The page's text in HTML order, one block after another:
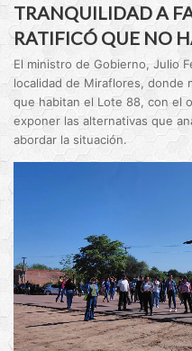
TRANQUILIDAD A
RATIFICÓ QUE NO
El ministro de Gobierno, Julio
localidad de Miraflores, donde
que habitan el Lote 88, con el
exponer las alternativas que
abordar la situación.